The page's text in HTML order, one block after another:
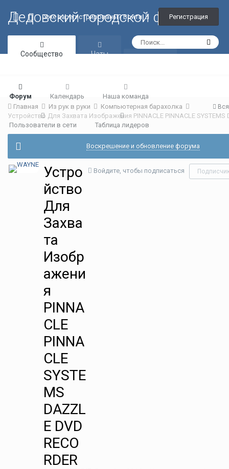
Дедовский городской форум
Уже зарегистрированы? Войти Регистрация
Сообщество
Форум Календарь Наша команда
Пользователи в сети Таблица лидеров
Чаты
Главная Из рук в руки Компьютерная барахолка
Воскрешение и обновление форума
Войдите, чтобы подписаться
Устро
йство
Для
Захва
та
Изобр
ажени
я
PINNA
CLE
PINNA
CLE
SYSTE
MS
DAZZL
E DVD
RECO
RDER